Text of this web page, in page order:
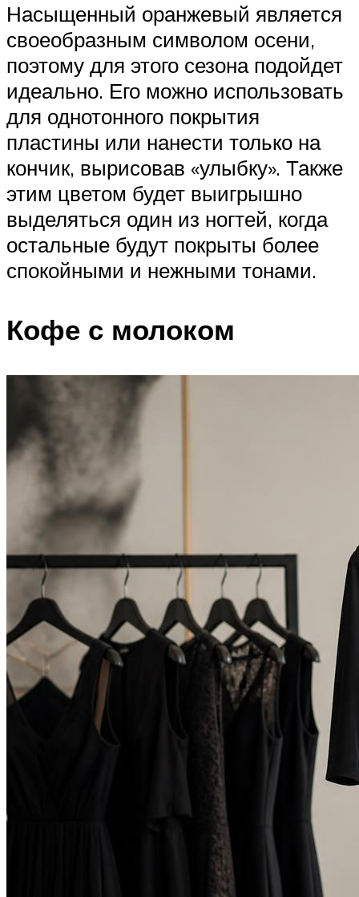
Насыщенный оранжевый является
своеобразным символом осени,
поэтому для этого сезона подойдет
идеально. Его можно использовать
для однотонного покрытия
пластины или нанести только на
кончик, вырисовав «улыбку». Также
этим цветом будет выигрышно
выделяться один из ногтей, когда
остальные будут покрыты более
спокойными и нежными тонами.
Кофе с молоком